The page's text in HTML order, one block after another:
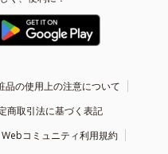
品の使用上の注意について
商取引法に基づく表記
Webコミュニティ利用規約